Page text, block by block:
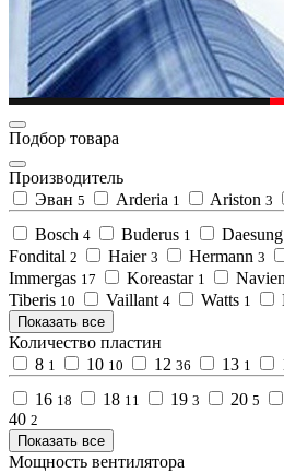
Подбор товара
Производитель
Эван 5 Arderia 1 Ariston 3
Bosch 4 Buderus 1 Daesung
Fondital 2 Haier 3 Hermann 3
Immergas 17 Koreastar 1 Navien
Tiberis 10 Vaillant 4 Watts 1
Показать все
Количество пластин
8 1 10 10 12 36 13 1
16 18 18 11 19 3 20 5
40 2
Показать все
Мощность вентилятора